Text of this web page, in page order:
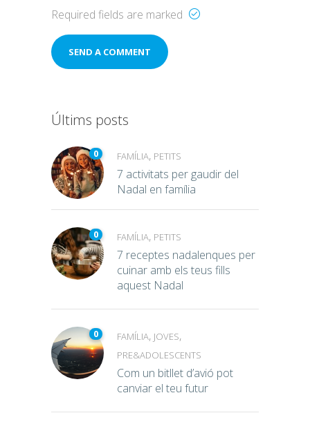
Required fields are marked
Últims posts
0 FAMÍLIA, PETITS
7 activitats per gaudir del
Nadal en família
0 FAMÍLIA, PETITS
7 receptes nadalenques per
cuinar amb els teus fills
aquest Nadal
0 FAMÍLIA, JOVES,
PRE&ADOLESCENTS
Com un bitllet d’avió pot
canviar el teu futur